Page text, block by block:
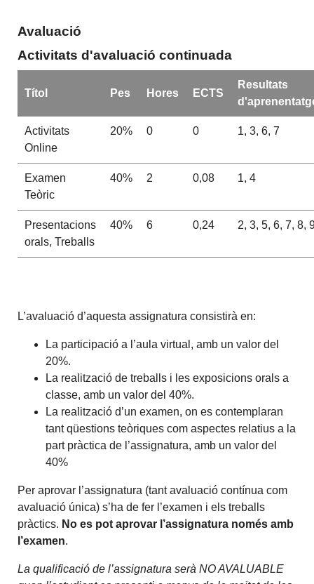
Avaluació
Activitats d'avaluació continuada
Títol Pes Hores ECTS
Resultats
Activitats
Online
20% 0 0 1, 3, 6, 7
Examen
Teòric
40% 2 0,08 1, 4
Presentacions
orals, Treballs
40% 6 0,24 2, 3, 5, 6, 7, 8,
L’avaluació d’aquesta assignatura consistirà en:
La participació a l’aula virtual, amb un valor del
20%.
La realització de treballs i les exposicions orals a
classe, amb un valor del 40%.
La realització d’un examen, on es contemplaran
tant qüestions teòriques com aspectes relatius a la
part pràctica de l’assignatura, amb un valor del
40%
Per aprovar l’assignatura (tant avaluació contínua com
avaluació única) s’ha de fer l’examen i els treballs
pràctics. No es pot aprovar l’assignatura només amb
l’examen.
La qualificació de l’assignatura serà NO AVALUABLE